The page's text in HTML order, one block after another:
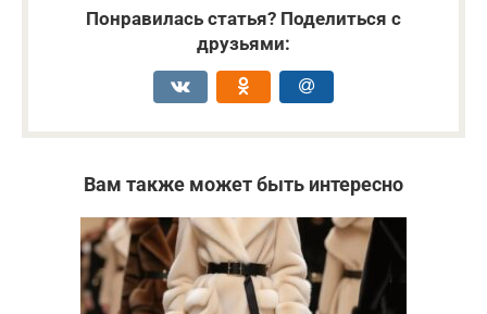
Понравилась статья? Поделиться с
друзьями:
Вам также может быть интересно